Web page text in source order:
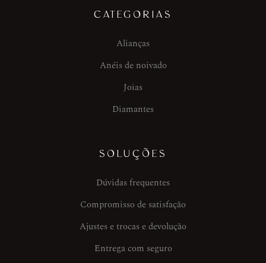
CATEGORIAS
Alianças
Anéis de noivado
Joias
Diamantes
SOLUÇÕES
Dúvidas frequentes
Compromisso de satisfação
Ajustes e trocas e devolução
Entrega com seguro